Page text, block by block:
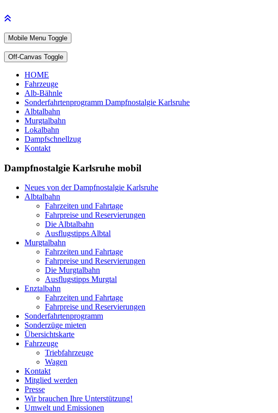
Mobile Menu Toggle
Off-Canvas Toggle
HOME
Fahrzeuge
Alb-Bähnle
Sonderfahrtenprogramm Dampfnostalgie Karlsruhe
Albtalbahn
Murgtalbahn
Lokalbahn
Dampfschnellzug
Kontakt
Dampfnostalgie Karlsruhe mobil
Neues von der Dampfnostalgie Karlsruhe
Albtalbahn
Fahrzeiten und Fahrtage
Fahrpreise und Reservierungen
Die Albtalbahn
Ausflugstipps Albtal
Murgtalbahn
Fahrzeiten und Fahrtage
Fahrpreise und Reservierungen
Die Murgtalbahn
Ausflugstipps Murgtal
Enztalbahn
Fahrzeiten und Fahrtage
Fahrpreise und Reservierungen
Sonderfahrtenprogramm
Sonderzüge mieten
Übersichtskarte
Fahrzeuge
Triebfahrzeuge
Wagen
Kontakt
Mitglied werden
Presse
Wir brauchen Ihre Unterstützung!
Umwelt und Emissionen